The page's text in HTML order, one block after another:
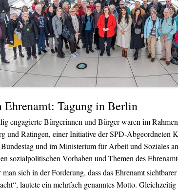
Ehrenamt: Tagung in Berlin
engagierte Bürgerinnen und Bürger waren im
und Ratingen, einer Initiative der SPD-Abgeordneten
und im Ministerium für Arbeit und Soziales
sozialpolitischen Vorhaben und Themen des
sich in der Forderung, dass das Ehrenamt
lautete ein mehrfach genanntes Motto. Gleichzeitig